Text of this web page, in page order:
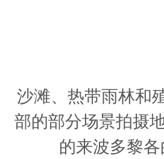
沙滩、热带雨林和
部的部分场景拍摄
的来波多黎